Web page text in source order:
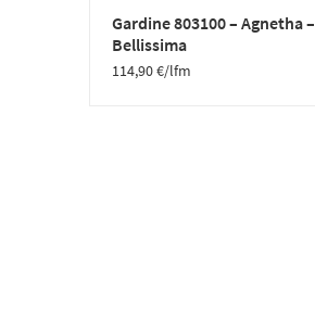
Gardine 803100 – Agnetha –
Bellissima
114,90€/lfm